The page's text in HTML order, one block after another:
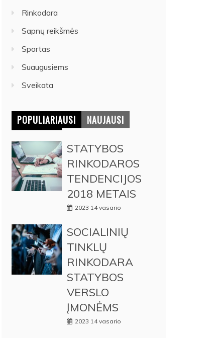
Rinkodara
Sapnų reikšmės
Sportas
Suaugusiems
Sveikata
POPULIARIAUSI NAUJAUSI
STATYBOS
RINKODAROS
TENDENCIJOS
2018 METAIS
2023 14 vasario
SOCIALINIŲ
TINKLŲ
RINKODARA
STATYBOS
VERSLO
ĮMONĖMS
2023 14 vasario